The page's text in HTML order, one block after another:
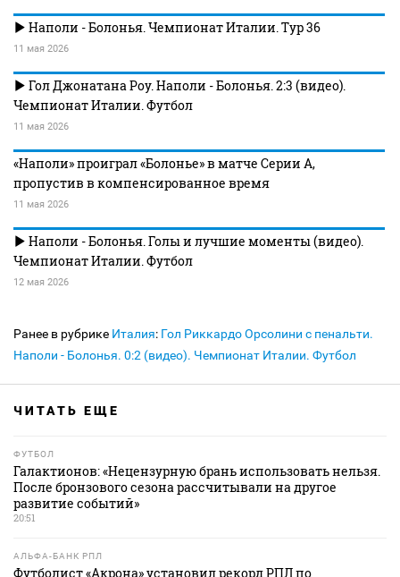
Наполи - Болонья. Чемпионат Италии. Тур 36
11 мая 2026
Гол Джонатана Роу. Наполи - Болонья. 2:3 (видео).
Чемпионат Италии. Футбол
11 мая 2026
«Наполи» проиграл «Болонье» в матче Серии А,
пропустив в компенсированное время
11 мая 2026
Наполи - Болонья. Голы и лучшие моменты (видео).
Чемпионат Италии. Футбол
12 мая 2026
Ранее в рубрике Италия: Гол Риккардо Орсолини с пенальти.
Наполи - Болонья. 0:2 (видео). Чемпионат Италии. Футбол
ЧИТАТЬ ЕЩЕ
ФУТБОЛ
Галактионов: «Нецензурную брань использовать нельзя.
После бронзового сезона рассчитывали на другое
развитие событий»
20:51
АЛЬФА-БАНК РПЛ
Футболист «Акрона» установил рекорд РПЛ по